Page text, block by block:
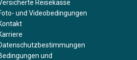
Reisekasse
und Videobedingungen
und